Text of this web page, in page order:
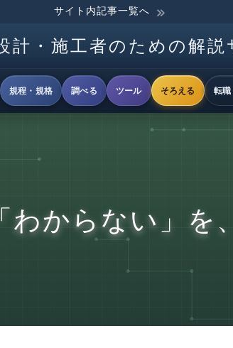
サイト内記事一覧へ
計・施工者のための解説
規程・規格 調べる ツール そろえる 転職
からない」を